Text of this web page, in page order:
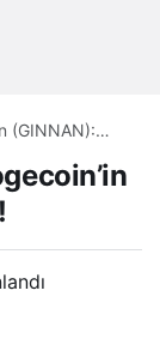
(GINNAN):